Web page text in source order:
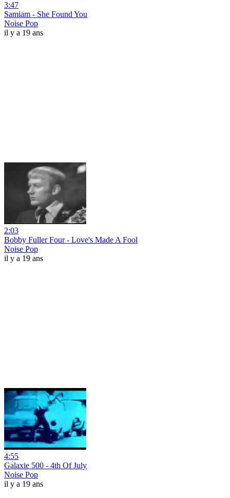
3:47
Samiam - She Found You
Noise Pop
il y a 19 ans
2:03
Bobby Fuller Four - Love's Made A Fool
Noise Pop
il y a 19 ans
4:55
Galaxie 500 - 4th Of July
Noise Pop
il y a 19 ans